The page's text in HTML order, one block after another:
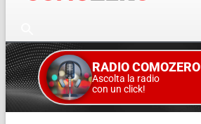
RADIO COMOZERO
Ascolta la radio
con un click!